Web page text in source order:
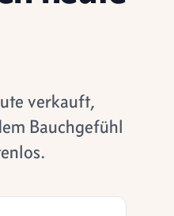
verkauft,
Bauchgefühl